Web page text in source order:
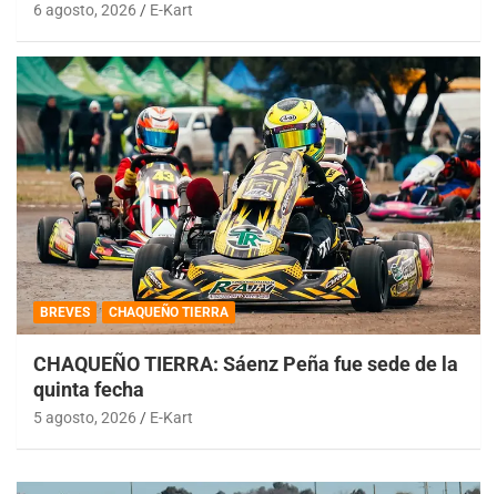
6 agosto, 2026 E-Kart
BREVES CHAQUEÑO TIERRA
CHAQUEÑO TIERRA: Sáenz Peña fue sede de la
quinta fecha
5 agosto, 2026 E-Kart